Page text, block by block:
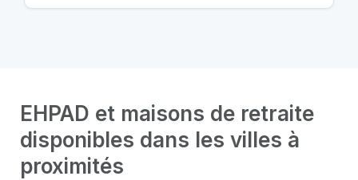
EHPAD et maisons de retraite
disponibles dans les villes à
proximités